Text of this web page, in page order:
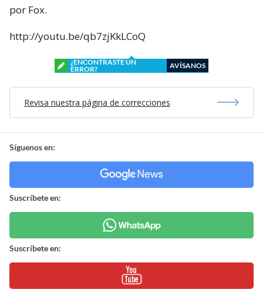
por Fox.
http://youtu.be/qb7zjKkLCoQ
¿ENCONTRASTE UN
ERROR?
AVÍSANOS
Revisa nuestra página de correcciones
Síguenos en:
Suscríbete en:
Suscríbete en: